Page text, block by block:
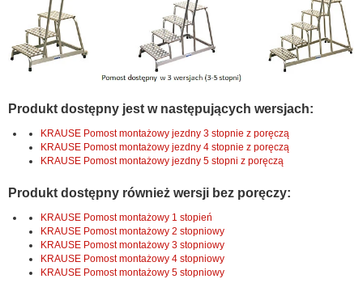
Produkt dostępny jest w następujących wersjach:
KRAUSE Pomost montażowy jezdny 3 stopnie z poręczą
KRAUSE Pomost montażowy jezdny 4 stopnie z poręczą
KRAUSE Pomost montażowy jezdny 5 stopni z poręczą
Produkt dostępny również wersji bez poręczy:
KRAUSE Pomost montażowy 1 stopień
KRAUSE Pomost montażowy 2 stopniowy
KRAUSE Pomost montażowy 3 stopniowy
KRAUSE Pomost montażowy 4 stopniowy
KRAUSE Pomost montażowy 5 stopniowy